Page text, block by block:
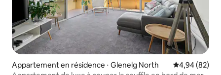
Appartement en résidence ⋅ Glenelg North Évaluation
4,94 (82)